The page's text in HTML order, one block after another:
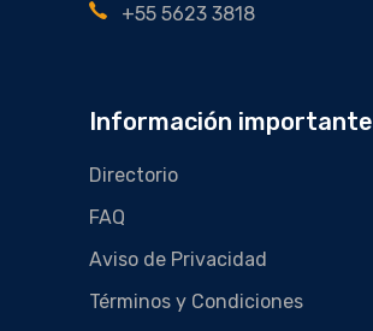
+55 5623 3818
Información importante
Directorio
FAQ
Aviso de Privacidad
Términos y Condiciones